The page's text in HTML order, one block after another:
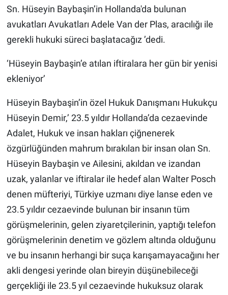
Sn. Hüseyin Baybaşin’in Hollanda'da bulunan
avukatları Avukatları Adele Van der Plas, aracılığı ile
gerekli hukuki süreci başlatacağız ’dedi.
‘Hüseyin Baybaşin’e atılan iftiralara her gün bir yenisi
ekleniyor’
Hüseyin Baybaşin’in özel Hukuk Danışmanı Hukukçu
Hüseyin Demir,’ 23.5 yıldır Hollanda’da cezaevinde
Adalet, Hukuk ve insan hakları çiğnenerek
özgürlüğünden mahrum bırakılan bir insan olan Sn.
Hüseyin Baybaşin ve Ailesini, akıldan ve izandan
uzak, yalanlar ve iftiralar ile hedef alan Walter Posch
denen müfteriyi, Türkiye uzmanı diye lanse eden ve
23.5 yıldır cezaevinde bulunan bir insanın tüm
görüşmelerinin, gelen ziyaretçilerinin, yaptığı telefon
görüşmelerinin denetim ve gözlem altında olduğunu
ve bu insanın herhangi bir suça karışamayacağını her
akli dengesi yerinde olan bireyin düşünebileceği
gerçekliği ile 23.5 yıl cezaevinde hukuksuz olarak